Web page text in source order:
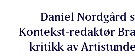
Daniel Nordgård
Kontekst-redaktør
kritikk av